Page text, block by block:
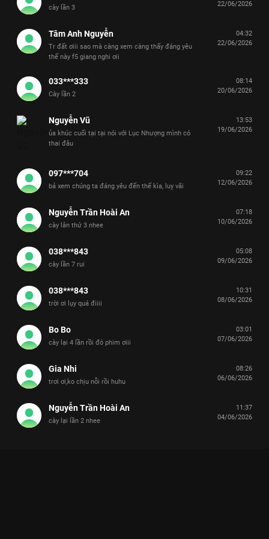
cày lần 3 22/06/2026
Tâm Anh Nguyễn
Tr đất ơiii sao mà càng xem càng thấy đáng yêu
thế này f5 giang nghi ơii
04:32
22/06/2026
033***333
Cày lần 2
08:14
20/06/2026
Nguyễn Vũ
ủa khúc cuối tại tại nói với Lục Nhượng mình có
thai đâu
13:53
19/06/2026
097***704
bả xem chúng ta đáng yêu đến thế kìa, luỵ vãi
09:22
12/06/2026
Nguyễn Trần Hoài An
cày lân thứ 3 nhee
07:18
10/06/2026
038***843
cày lần 7 rui
05:08
09/06/2026
038***843
trời ơi lụy quá điiii
10:31
08/06/2026
Bo Bo
cày lại 4 lần rồi đó phim ơiii
03:01
07/06/2026
Gia Nhi
trơi ơi,ko chịu nỗi rồi huhu
08:26
06/06/2026
Nguyễn Trần Hoài An
cày lại lần 2 nhee
11:37
04/06/2026